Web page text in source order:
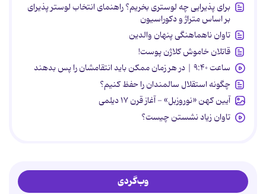
برای پذیرایی چه لوستری بخریم؟ راهنمای انتخاب لوستر پذیرای
بر اساس متراژ و دکوراسیون
تاوان ناهماهنگی پنهان والدین
قاتلان خاموش کلاژن پوست!
ساعت ۹:۴۰ | در هر زمان ممکن باید انتقامشان را پس بدهند
چگونه استقلال سالمندان را حفظ کنیم؟
آیین کهن «نوروزبل» - آغاز قرن ۱۷ دیلمی
تاوان زیاد نشستن چیست؟
وب‌گردی